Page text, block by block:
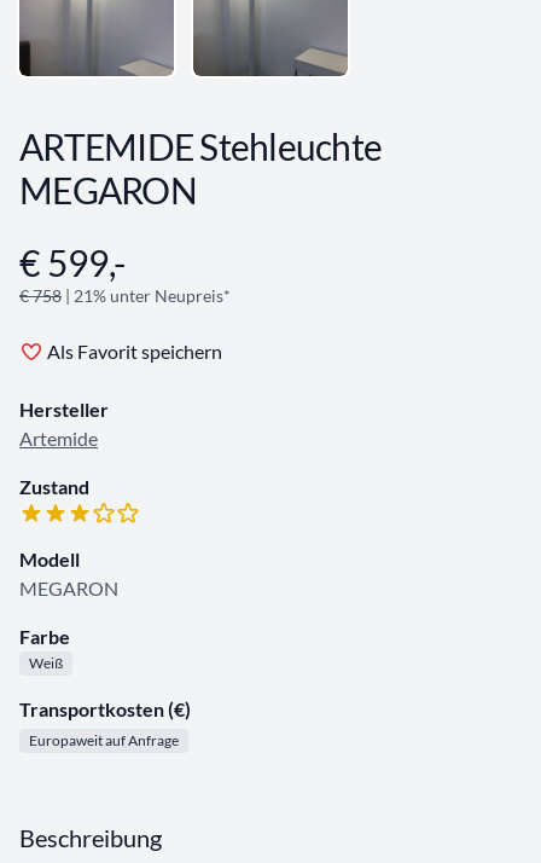
ARTEMIDE Stehleuchte
MEGARON
Angebotsinformationen
€ 599,-
€ 758 | 21% unter Neupreis*
Als Favorit speichern
Hersteller
Artemide
Zustand
Modell
MEGARON
Farbe
Weiß
Transportkosten (€)
Europaweit auf Anfrage
Beschreibung